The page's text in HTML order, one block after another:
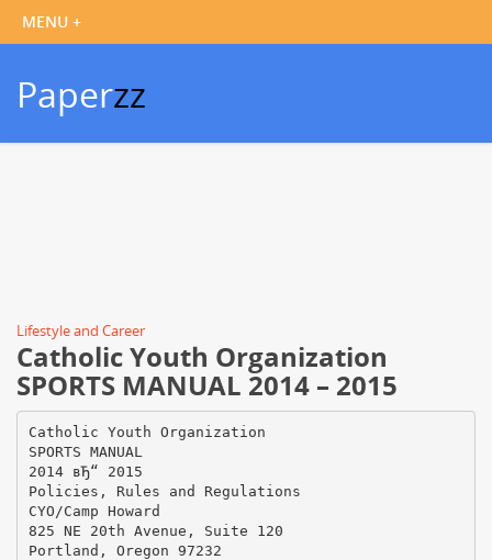
Paperzz
Lifestyle and Career
Catholic Youth Organization
SPORTS MANUAL 2014 – 2015
Catholic Youth Organization
SPORTS MANUAL
2014 вЂ“ 2015
Policies, Rules and Regulations
CYO/Camp Howard
825 NE 20th Avenue, Suite 120
Portland, Oregon 97232